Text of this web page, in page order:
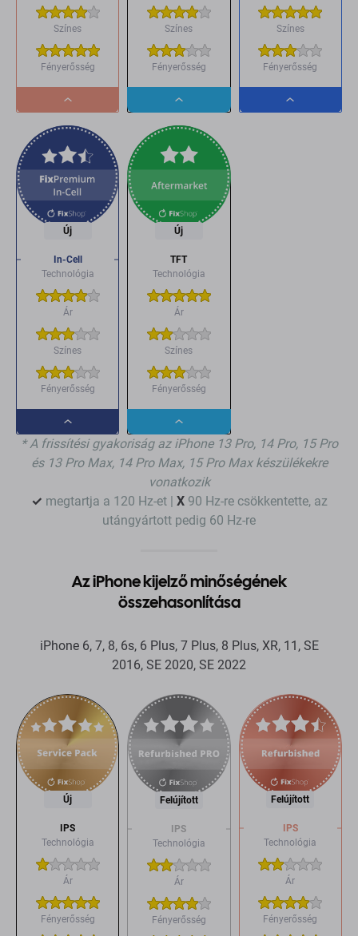
Színes
Fényerősség
Dropdown
button
Színes
Fényerősség
Dropdown
button
Színes
Fényerősség
Dropdown
Új
In-Cell
Technológia
Ár
Színes
Fényerősség
Dropdown
button
Új
TFT
Technológia
Ár
Színes
Fényerősség
Dropdown
button
* A frissítési gyakoriság az iPhone 13 Pro, 14 Pro, 15 Pro
és 13 Pro Max, 14 Pro Max, 15 Pro Max készülékekre
vonatkozik
✓ megtartja a 120 Hz-et | X 90 Hz-re csökkentette, az
utángyártott pedig 60 Hz-re
Az iPhone kijelző minőségének
összehasonlítása
iPhone 6, 7, 8, 6s, 6 Plus, 7 Plus, 8 Plus, XR, 11, SE
2016, SE 2020, SE 2022
Új
IPS
Technológia
Ár
Fényerősség
Felújított
IPS
Technológia
Ár
Fényerősség
Felújított
IPS
Technológia
Ár
Fényerősség